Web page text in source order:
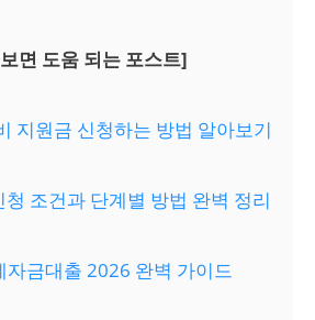
면 도움 되는 포스트]
지원금 신청하는 방법 알아보기
조건과 단계별 방법 완벽 정리
금대출 2026 완벽 가이드